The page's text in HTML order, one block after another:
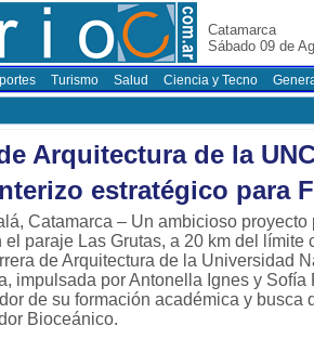
Catamarca
Sábado 09 de
Turismo Salud Ciencia y Tecno
Arquitectura de la
estratégico para
Catamarca – Un ambicioso
paraje Las Grutas, a 20 km del límite
de Arquitectura de la Universidad
impulsada por Antonella Ignes y
de su formación académica y busca
Bioceánico.